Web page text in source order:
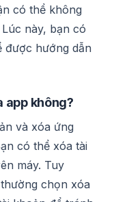
có thể không
này, bạn có
được hướng dẫn
app không?
và xóa ứng
có thể xóa tài
máy. Tuy
chọn xóa